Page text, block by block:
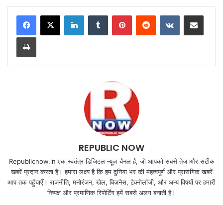
LinkedInTumblr PinterestReddit VKontakteShare via Email
Print
REPUBLIC NOW
Republicnow.in एक स्वतंत्र डिजिटल न्यूज़ चैनल है, जो आपको सबसे तेज और सटीक
खबरें प्रदान करता है। हमारा लक्ष्य है कि हम दुनिया भर की महत्वपूर्ण और प्रासंगिक खबरें
आप तक पहुँचाएँ। राजनीति, मनोरंजन, खेल, बिज़नेस, टेक्नोलॉजी, और अन्य विषयों पर हमारी
निष्पक्ष और प्रमाणिक रिपोर्टिंग हमें सबसे अलग बनाती है।